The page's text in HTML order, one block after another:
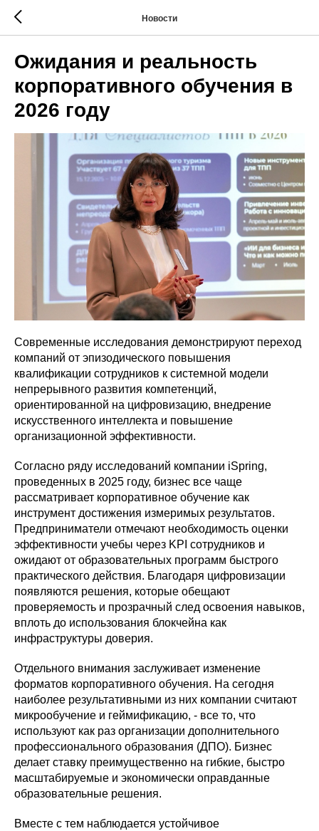
Новости
Ожидания и реальность
корпоративного обучения в
2026 году
Современные исследования демонстрируют переход
компаний от эпизодического повышения
квалификации сотрудников к системной модели
непрерывного развития компетенций,
ориентированной на цифровизацию, внедрение
искусственного интеллекта и повышение
организационной эффективности.
Согласно ряду исследований компании iSpring,
проведенных в 2025 году, бизнес все чаще
рассматривает корпоративное обучение как
инструмент достижения измеримых результатов.
Предприниматели отмечают необходимость оценки
эффективности учебы через KPI сотрудников и
ожидают от образовательных программ быстрого
практического действия. Благодаря цифровизации
появляются решения, которые обещают
проверяемость и прозрачный след освоения навыков,
вплоть до использования блокчейна как
инфраструктуры доверия.
Отдельного внимания заслуживает изменение
форматов корпоративного обучения. На сегодня
наиболее результативными из них компании считают
микрообучение и геймификацию, - все то, что
используют как раз организации дополнительного
профессионального образования (ДПО). Бизнес
делает ставку преимущественно на гибкие, быстро
масштабируемые и экономически оправданные
образовательные решения.
Вместе с тем наблюдается устойчивое